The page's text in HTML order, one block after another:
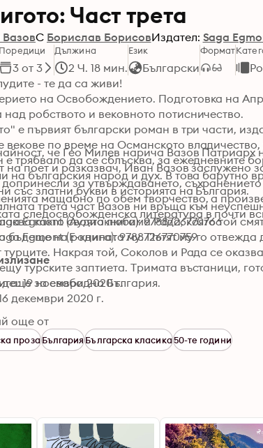
Част трета
С Борислав БорисовИздател: Saga
Поредици
3 от 3
Дължина
2 Ч. 18 мин.
Език
Български
Формат
- те да са живи!
на Освобождението. Подготовка на
над робството и вековното потисничество.
е първият български роман в три части,
векове по време на Османското
е трябвало да се сблъсква, за ежедневните
на българския народ и дух. В това барутно
със златни букви в историята на България.
трета част Вазов ни връща към
както своята любима Рада, която той
бъдеще на родината му. Пътят му го отвежда
турците. Накрая той, Соколов и Рада се
турските заптиета. Тримата въстаници,
че Гео Милев нарича Вазов Патриарх
на поет и разказвач, Иван Вазов заслужено
допринесли за утвърждаването,
мащабно по обем творчество, а
следосвобожденска литература в почти
Egmont (Аудиокнига): 9788726770766
Egmont (Е-книга): 9788726770759
19 ноември 2020 г.
декември 2020 г.
още от
прозаБългарияБългарска класика50-те години